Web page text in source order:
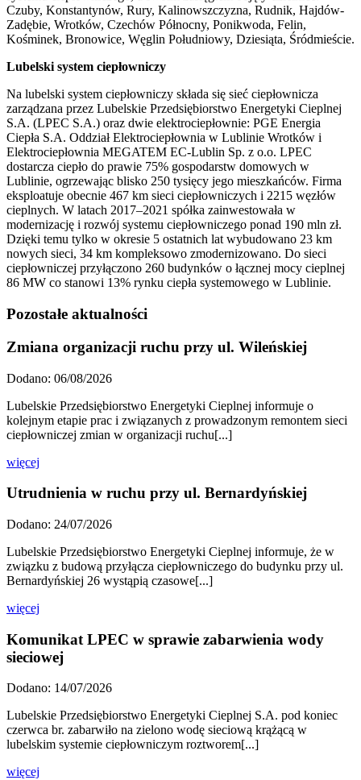
Czuby, Konstantynów, Rury, Kalinowszczyzna, Rudnik, Hajdów-
Zadębie, Wrotków, Czechów Północny, Ponikwoda, Felin,
Kośminek, Bronowice, Węglin Południowy, Dziesiąta, Śródmieście.
Lubelski system ciepłowniczy
Na lubelski system ciepłowniczy składa się sieć ciepłownicza
zarządzana przez Lubelskie Przedsiębiorstwo Energetyki Cieplnej
S.A. (LPEC S.A.) oraz dwie elektrociepłownie: PGE Energia
Ciepła S.A. Oddział Elektrociepłownia w Lublinie Wrotków i
Elektrociepłownia MEGATEM EC-Lublin Sp. z o.o. LPEC
dostarcza ciepło do prawie 75% gospodarstw domowych w
Lublinie, ogrzewając blisko 250 tysięcy jego mieszkańców. Firma
eksploatuje obecnie 467 km sieci ciepłowniczych i 2215 węzłów
cieplnych. W latach 2017–2021 spółka zainwestowała w
modernizację i rozwój systemu ciepłowniczego ponad 190 mln zł.
Dzięki temu tylko w okresie 5 ostatnich lat wybudowano 23 km
nowych sieci, 34 km kompleksowo zmodernizowano. Do sieci
ciepłowniczej przyłączono 260 budynków o łącznej mocy cieplnej
86 MW co stanowi 13% rynku ciepła systemowego w Lublinie.
Pozostałe aktualności
Zmiana organizacji ruchu przy ul. Wileńskiej
Dodano: 06/08/2026
Lubelskie Przedsiębiorstwo Energetyki Cieplnej informuje o
kolejnym etapie prac i związanych z prowadzonym remontem sieci
ciepłowniczej zmian w organizacji ruchu[...]
więcej
Utrudnienia w ruchu przy ul. Bernardyńskiej
Dodano: 24/07/2026
Lubelskie Przedsiębiorstwo Energetyki Cieplnej informuje, że w
związku z budową przyłącza ciepłowniczego do budynku przy ul.
Bernardyńskiej 26 wystąpią czasowe[...]
więcej
Komunikat LPEC w sprawie zabarwienia wody
sieciowej
Dodano: 14/07/2026
Lubelskie Przedsiębiorstwo Energetyki Cieplnej S.A. pod koniec
czerwca br. zabarwiło na zielono wodę sieciową krążącą w
lubelskim systemie ciepłowniczym roztworem[...]
więcej